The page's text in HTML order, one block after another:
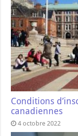
Conditions
canadiennes
4 octobre 2022